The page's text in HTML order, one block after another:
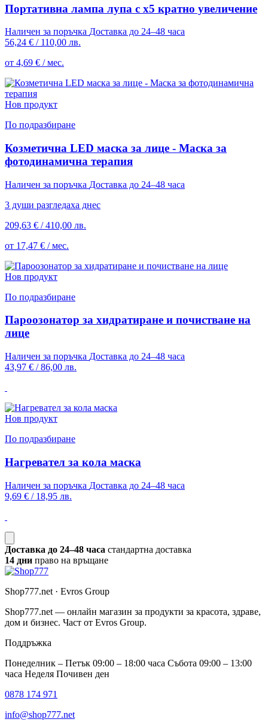
Портативна лампа лупа с х5 кратно увеличение
Наличен за поръчка Доставка до 24–48 часа
56,24 € / 110,00 лв.
от 4,69 € / мес.
Нов продукт
По подразбиране
Козметична LED маска за лице - Маска за
фотодинамична терапия
Наличен за поръчка Доставка до 24–48 часа
3 души разгледаха днес
209,63 € / 410,00 лв.
от 17,47 € / мес.
Нов продукт
По подразбиране
Пароозонатор за хидратиране и почистване на
лице
Наличен за поръчка Доставка до 24–48 часа
43,97 € / 86,00 лв.
Нов продукт
По подразбиране
Нагревател за кола маска
Наличен за поръчка Доставка до 24–48 часа
9,69 € / 18,95 лв.
Доставка до 24–48 часа стандартна доставка
14 дни право на връщане
Shop777.net · Evros Group
Shop777.net — онлайн магазин за продукти за красота, здраве,
дом и бизнес. Част от Evros Group.
Поддръжка
Понеделник – Петък 09:00 – 18:00 часа Събота 09:00 – 13:00
часа Неделя Почивен ден
0878 174 971
info@shop777.net